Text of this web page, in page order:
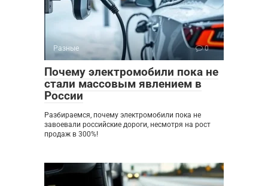
Разные 0
Почему электромобили пока не
стали массовым явлением в
России
Разбираемся, почему электромобили пока не
завоевали российские дороги, несмотря на рост
продаж в 300%!